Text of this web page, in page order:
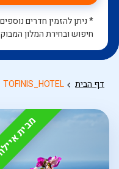
* ניתן להזמין חדרים
חיפוש ובחירת המלון
דף הבית TOFINIS_HOTEL
מבית